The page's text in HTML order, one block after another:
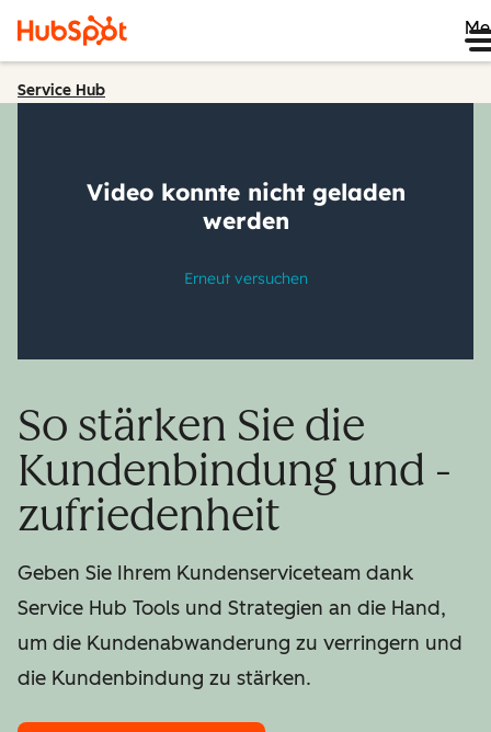
Service Hub
So stärken Sie die
Kundenbindung und -
zufriedenheit
Geben Sie Ihrem Kundenserviceteam dank
Service Hub Tools und Strategien an die Hand,
um die Kundenabwanderung zu verringern und
die Kundenbindung zu stärken.